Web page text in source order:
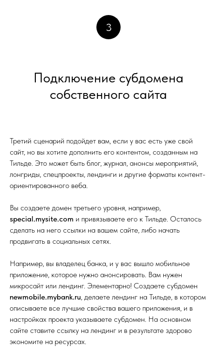
3
Подключение субдомена
собственного сайта
Третий сценарий подойдет вам, если у вас есть уже свой
сайт, но вы хотите дополнить его контентом, созданным на
Тильде. Это может быть блог, журнал, анонсы мероприятий,
лонгриды, спецпроекты, лендинги и другие форматы контент-
ориентированного веба.
Вы создаете домен третьего уровня, например,
special.mysite.com и привязываете его к Тильде. Осталось
сделать на него ссылки на вашем сайте, либо начать
продвигать в социальных сетях.
Например, вы владелец банка, и у вас вышло мобильное
приложение, которое нужно анонсировать. Вам нужен
микросайт или лендинг. Элементарно! Создаете субдомен
newmobile.mybank.ru, делаете лендинг на Тильде, в котором
описываете все лучшие свойства вашего приложения, и в
настройках проекта указываете субдомен. На основном
сайте ставите ссылку на лендинг и в результате здорово
экономите на ресурсах.